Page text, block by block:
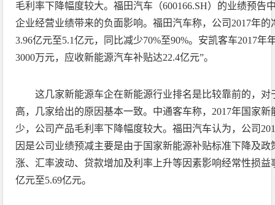
毛利率下降幅度较大。福田汽车（600166.SH）的业绩预告
企业经营业绩带来的负面影响。福田汽车称，公司2017年
3.96亿元至5.1亿元，同比减少70%至90%。安凯客车2017年
3000万元，应收新能源汽车补贴达22.4亿元”。
这几家新能源车企在新能源行业排名是比较靠前的，
高，几家给出的原因基本一致。中通客车称，2017年国家
少，公司产品毛利率下降幅度较大。福田汽车认为，公司
因是公司业绩预减主要是由于国家新能源补贴标准下降及
涨、汇率波动、贷款增加及利率上升等因素影响经常性损益
亿元至5.69亿元。